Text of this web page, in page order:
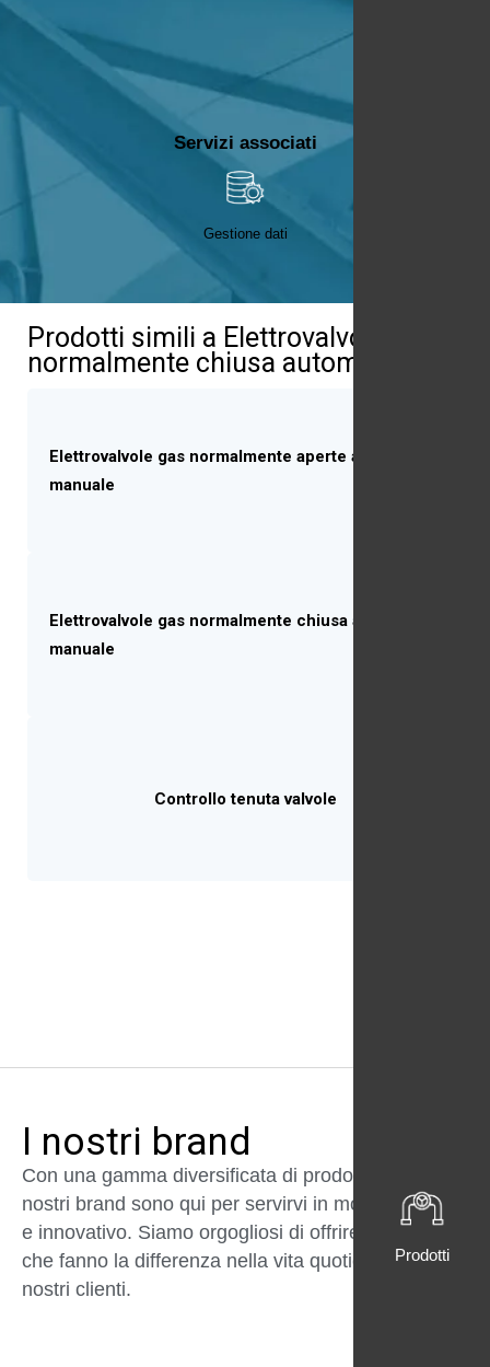
Servizi associati
Gestione dati
Prodotti simili a Elettrovalvola gas
normalmente chiusa automatica
Elettrovalvole gas normalmente aperte a riarmo
manuale
Elettrovalvole gas normalmente chiusa a riarmo
manuale
Controllo tenuta valvole
I nostri brand
Con una gamma diversificata di prodotti e servizi, i
nostri brand sono qui per servirvi in modo affidabile
e innovativo. Siamo orgogliosi di offrire soluzioni
che fanno la differenza nella vita quotidiana dei
nostri clienti.
Prodotti